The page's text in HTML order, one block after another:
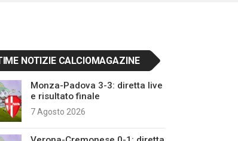
NOTIZIE CALCIOMAGAZINE
Monza-Padova 3-3: diretta live
e risultato finale
7 Agosto 2026